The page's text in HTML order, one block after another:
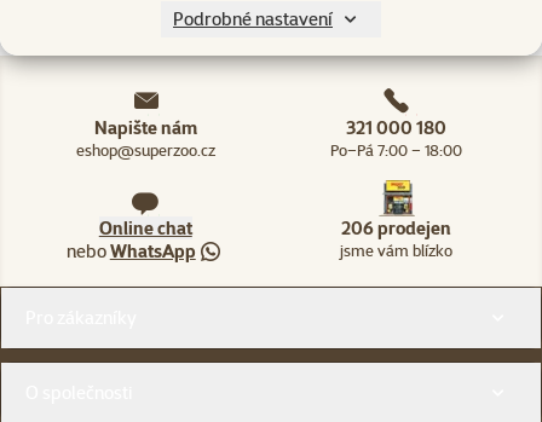
Podrobné nastavení
Napište nám
eshop@superzoo.cz
321 000 180
Po–Pá 7:00 – 18:00
Online chat
neboWhatsApp
206 prodejen
jsme vám blízko